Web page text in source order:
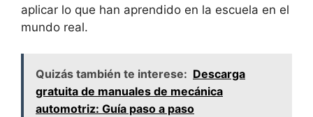
aplicar lo que han aprendido en la escuela en el
mundo real.
Quizás también te interese: Descarga
gratuita de manuales de mecánica
automotriz: Guía paso a paso